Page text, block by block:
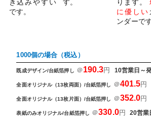
き込みやすい
です。
す。
ります。
に優しい
ンダーです
1000個の場合（税込）
既成デザイン/台紙箔押し ＠190.3円 10営業日～
全面オリジナル（13枚両面）/台紙箔押し ＠401.5円
全面オリジナル（13枚片面）/台紙箔押し ＠352.0円
表紙のみオリジナル/台紙箔押し ＠330.0円20営業